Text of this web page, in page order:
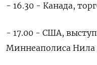
- 16.30 - Канада,
- 17.00 - США,
Миннеаполиса